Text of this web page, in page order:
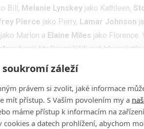
Bill, Melanie Lynskey jako Kathleen,
Pierce jako Perry, Lamar Johnson
jako Marlon a Elaine Miles jako Florence.
, herci, kteří propůjčili své hlasy
plakáty s postavami a další fotky.
a slibují opravdu emotivní
hráče původní předlohy. Po nějaké
soukromí záleží
právem si zvolit, jaké informace
mít přístup. S Vaším povolením my a
máme přístup k informacím na
cookies a datech prohlížení, abychom